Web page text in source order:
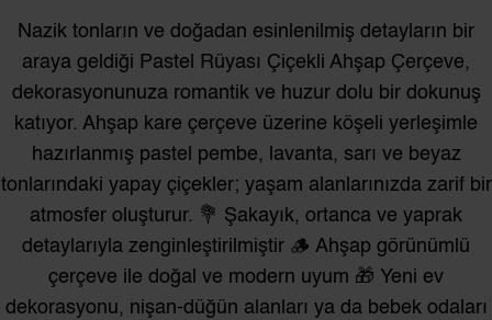
Nazik tonların ve doğadan esinlenilmiş detayların bir
araya geldiği Pastel Rüyası Çiçekli Ahşap Çerçeve,
dekorasyonunuza romantik ve huzur dolu bir dokunuş
katıyor. Ahşap kare çerçeve üzerine köşeli yerleşimle
hazırlanmış pastel pembe, lavanta, sarı ve beyaz
tonlarındaki yapay çiçekler; yaşam alanlarınızda zarif bir
atmosfer oluşturur. 💐 Şakayık, ortanca ve yaprak
detaylarıyla zenginleştirilmiştir 🪵 Ahşap görünümlü
çerçeve ile doğal ve modern uyum 🎁 Yeni ev
dekorasyonu, nişan-düğün alanları ya da bebek odaları